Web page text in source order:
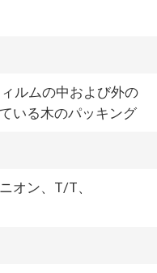
ルムの中および外の
いる木のパッキング
オン、T/T、